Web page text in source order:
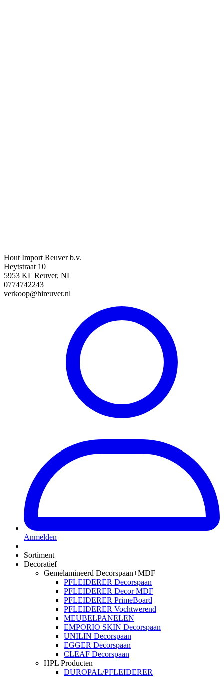
Hout Import Reuver b.v.
Heytstraat 10
5953 KL Reuver, NL
0774742243
verkoop@hireuver.nl
Anmelden
Sortiment
Decoratief
Gemelamineerd Decorspaan+MDF
PFLEIDERER Decorspaan
PFLEIDERER Decor MDF
PFLEIDERER PrimeBoard
PFLEIDERER Vochtwerend
MEUBELPANELEN
EMPORIO SKIN Decorspaan
UNILIN Decorspaan
EGGER Decorspaan
CLEAF Decorspaan
HPL Producten
DUROPAL/PFLEIDERER